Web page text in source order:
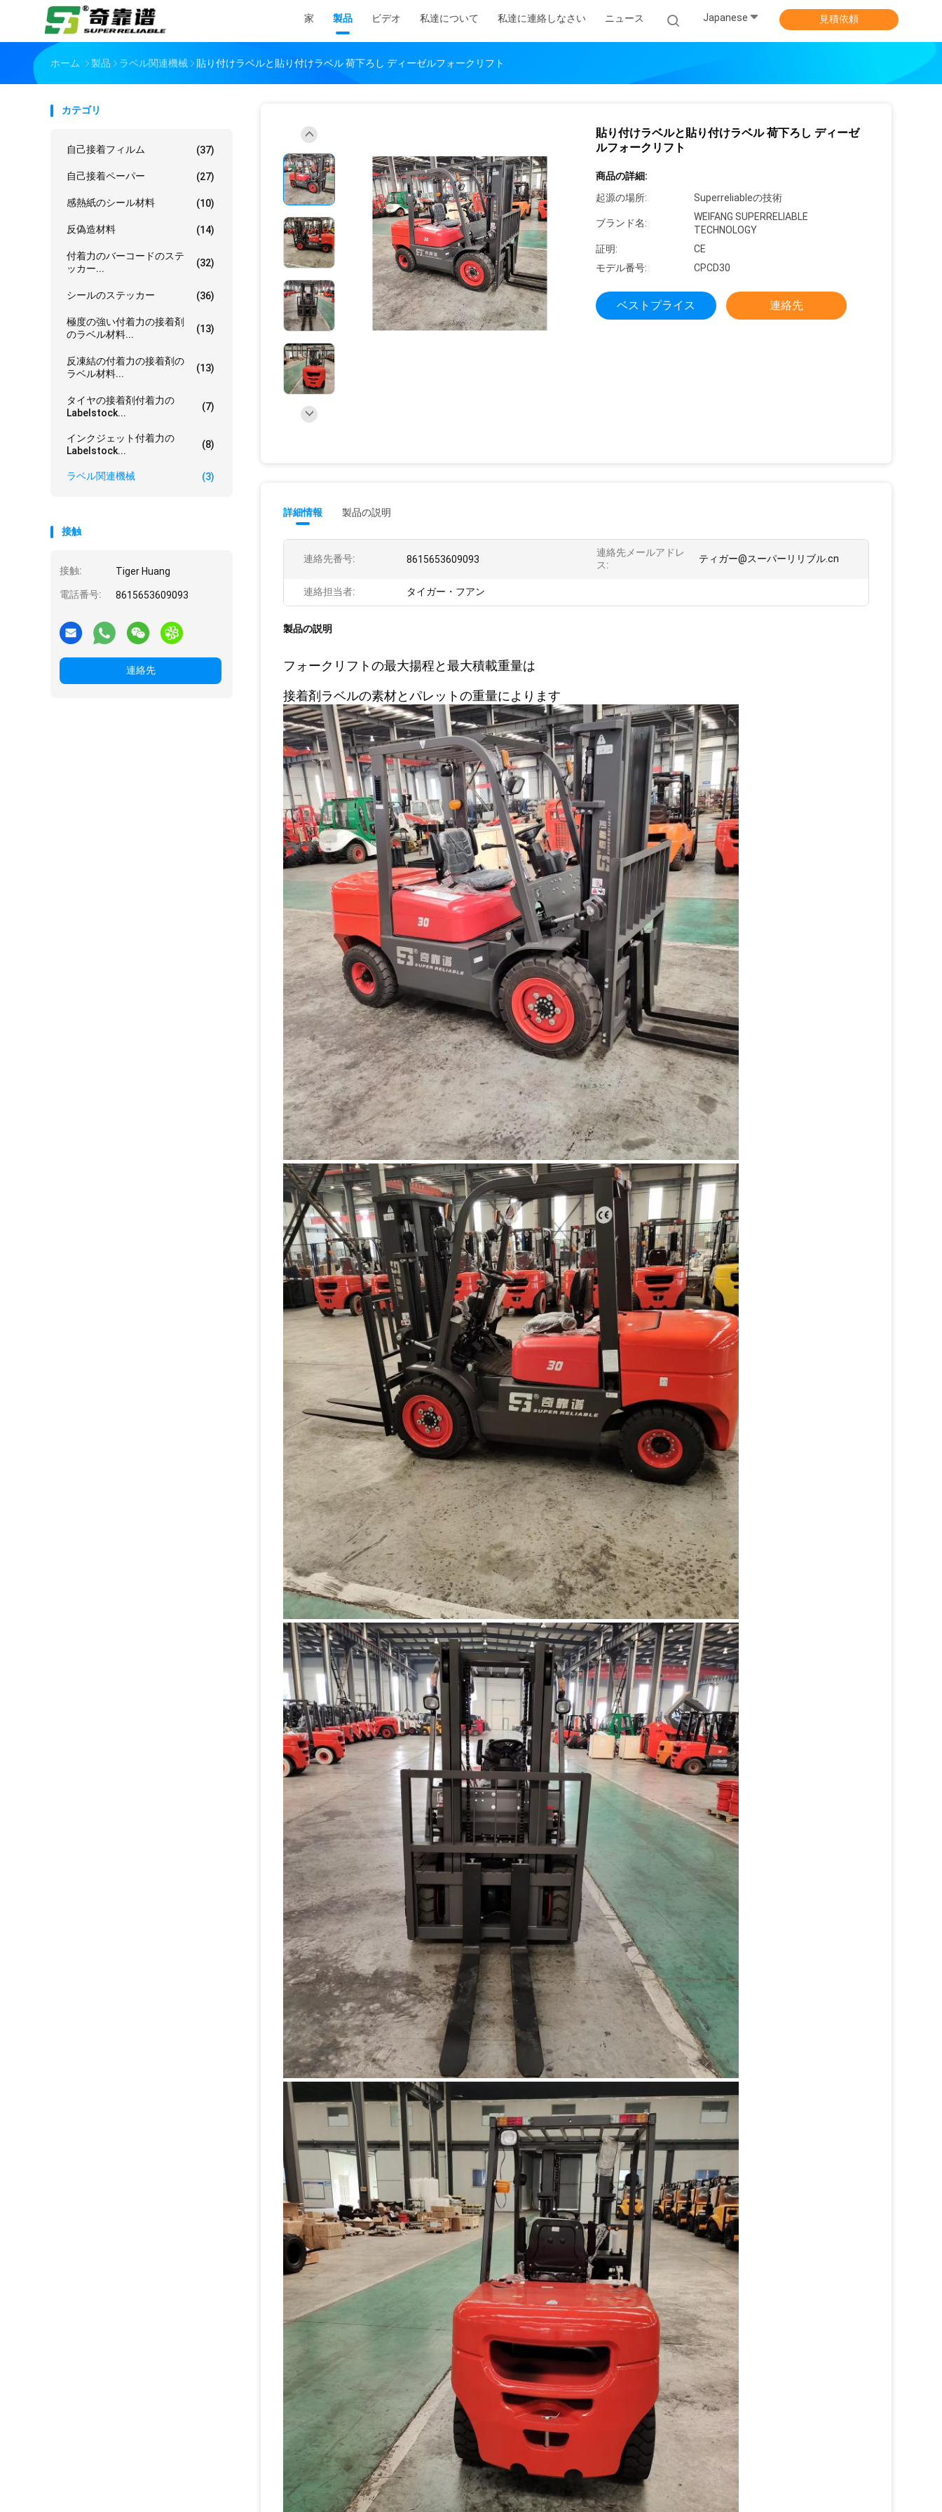
家 製品 ビデオ 私達について 私達に連絡しなさい ニュース Japanese 見積依頼
ホーム 製品 ラベル関連機械 貼り付けラベルと貼り付けラベル 荷下ろし ディーゼルフォークリフト
カテゴリ
自己接着フィルム (37)
自己接着ペーパー (27)
感熱紙のシール材料 (10)
反偽造材料 (14)
付着力のバーコードのステ
ッカー...
(32)
シールのステッカー (36)
極度の強い付着力の接着剤
のラベル材料...
(13)
反凍結の付着力の接着剤の
ラベル材料...
(13)
タイヤの接着剤付着力の
Labelstock...
(7)
インクジェット付着力の
Labelstock...
(8)
ラベル関連機械 (3)
接触
接触: Tiger Huang
電話番号: 8615653609093
連絡先
貼り付けラベルと貼り付けラベル 荷下ろし ディーゼ
ルフォークリフト
商品の詳細:
起源の場所:
Superreliableの技術
ブランド名:
WEIFANG SUPERRELIABLE
TECHNOLOGY
証明:
CE
モデル番号:
CPCD30
ベストプライス 連絡先
詳細情報 製品の説明
連絡先番号: 8615653609093
連絡先メールアドレ
ス:
ティガー@スーパーリリブル.cn
連絡担当者: タイガー・フアン
製品の説明
フォークリフトの最大揚程と最大積載重量は
接着剤ラベルの素材とパレットの重量によります